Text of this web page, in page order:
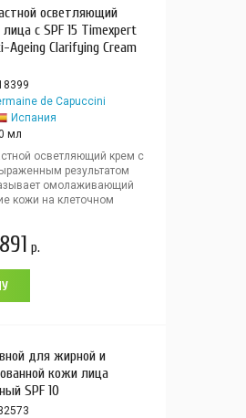
осветляющий
с SPF 15 Timexpert
Ageing Clarifying Cream
de Capuccini
Испания
мл
осветляющий крем с
результатом
омолаживающий
кожи на клеточном
р.
для жирной и
кожи лица
SPF 10